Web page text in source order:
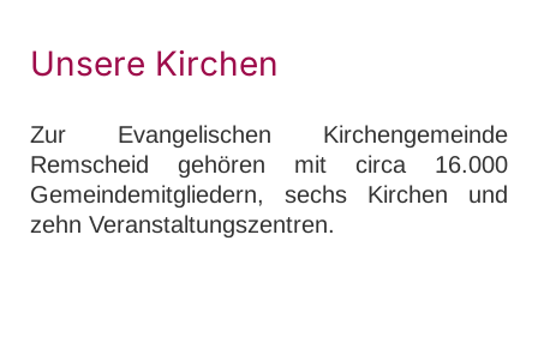
Unsere Kirchen
Zur Evangelischen Kirchengemeinde
Remscheid gehören mit circa 16.000
Gemeindemitgliedern, sechs Kirchen und
zehn Veranstaltungszentren.